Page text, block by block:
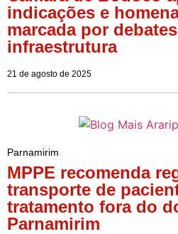
indicações e
marcada por
infraestrutura
21 de agosto de 2025
Parnamirim
MPPE recomenda
transporte de
tratamento fora do
Parnamirim